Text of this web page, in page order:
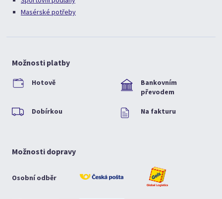
Masérské potřeby
Možnosti platby
Hotově
Bankovním
převodem
Dobírkou Na fakturu
Možnosti dopravy
Osobní odběr